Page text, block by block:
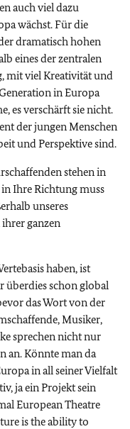
auch viel dazu
wächst. Für die
dramatisch hohen
eines der zentralen
mit viel Kreativität und
in Europa
es verschärft sie nicht.
der jungen Menschen
und Perspektive sind.
stehen in
Ihre Richtung muss
unseres
ganzen
haben, ist
überdies schon global
das Wort von der
Musiker,
sprechen nicht nur
an. Könnte man da
in all seiner Vielfalt
ja ein Projekt sein
European Theatre
is the ability to